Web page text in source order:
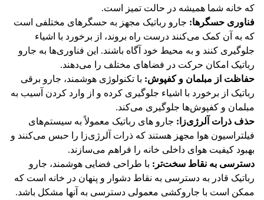
که خانه شما همیشه در حالت تمیز است.
فناوری حسگرها: جارو رباتیک مجهز به حسگرهای مختلفی است
که به آن کمک می‌کنند درست راه بروند، از برخورد با اشیاء
جلوگیری کنند و به محیط خود آگاه باشند. این فناوری‌ها به جارو
رباتیک امکان حرکت در فضاهای مختلف را می‌دهند.
حفاظت از مبلمان و کفپوش: با تکنولوژی هوشمند، جارو برقی
رباتیک از برخورد با اشیاء جلوگیری کرده و از وارد کردن آسیب به
مبلمان و کفپوش‌ها جلوگیری می‌کند.
حذف ذرات آلرژی‌زا: جارو های رباتیک معمولاً به سیستم‌های
فیلتراسیون هوا مجهز هستند که ذرات آلرژی‌زا را حبس می‌کنند و
بهبود کیفیت هوای داخلی خانه را فراهم می‌سازند.
دسترسی به نقاط سخت‌تر: با طراحی فضایی هوشمند، جارو
رباتیک قادر به دسترسی به نقاط دشوار و پنهان در خانه است که
ممکن است با جاروکشی معمولی دسترسی به آنها مشکل باشد.